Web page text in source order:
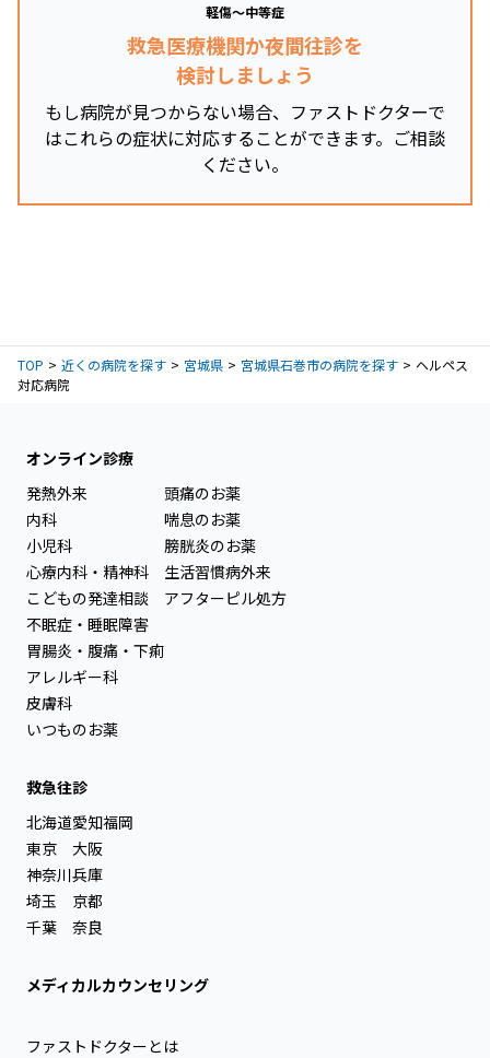
軽傷～中等症
救急医療機関か夜間往診を
検討しましょう
もし病院が見つからない場合、ファストドクターで
はこれらの症状に対応することができます。ご相談
ください。
TOP 近くの病院を探す 宮城県 宮城県石巻市の病院を探す
ヘルペス
対応病院
オンライン診療
発熱外来
内科
小児科
心療内科・精神科
こどもの発達相談
不眠症・睡眠障害
胃腸炎・腹痛・下痢
アレルギー科
皮膚科
いつものお薬
頭痛のお薬
喘息のお薬
膀胱炎のお薬
生活習慣病外来
アフターピル処方
救急往診
北海道
東京
神奈川
埼玉
千葉
愛知
大阪
兵庫
京都
奈良
福岡
メディカルカウンセリング
ファストドクターとは